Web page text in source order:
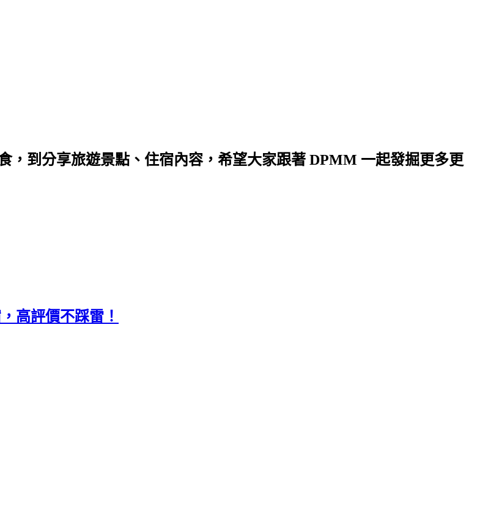
，到分享旅遊景點、住宿內容，希望大家跟著 DPMM 一起發掘更多更
高評價不踩雷！